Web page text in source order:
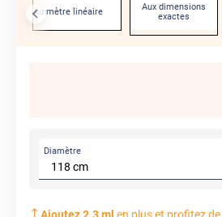
Au mètre linéaire
Aux dimensions
exactes
Diamètre